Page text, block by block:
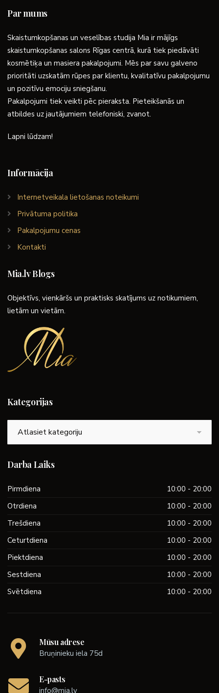
Par mums
Skaistumkopšanas un veselības studija Mia ir mājīgs
skaistumkopšanas salons Rīgas centrā, kurā tiek piedāvāti
kosmētiķa un masiera pakalpojumi. Mēs par savu galveno
prioritāti uzskatām rūpes par klientu, kvalitatīvu pakalpojumu
un pozitīvu emociju sniegšanu.
Pakalpojumi tiek veikti pēc pieraksta. Pieteikšanās un
atbildes uz jautājumiem telefoniski, zvanot.
Lapni lūdzam!
Informācija
Internetveikala lietošanas noteikumi
Privātuma politika
Pakalpojumu cenas
Kontakti
Mia.lv Blogs
Objektīvs, vienkāršs un praktisks skatījums uz notikumiem,
lietām un vietām.
Kategorijas
Darba Laiks
Pirmdiena
10:00 - 20:00
Otrdiena
10:00 - 20:00
Trešdiena
10:00 - 20:00
Ceturtdiena
10:00 - 20:00
Piektdiena
10:00 - 20:00
Sestdiena
10:00 - 20:00
Svētdiena
10:00 - 20:00
Mūsu adrese
Bruņinieku iela 75d
E-pasts
info@mia.lv